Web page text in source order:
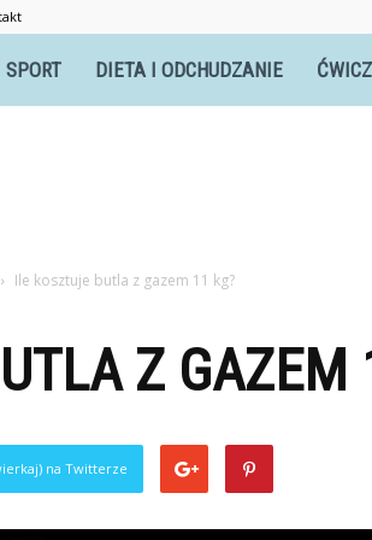
Fitnesswomen.pl
SPORT DIETA I ODCHUDZANIE
Ile kosztuje butla z gazem 11 kg?
Z GAZEM
na Twitterze